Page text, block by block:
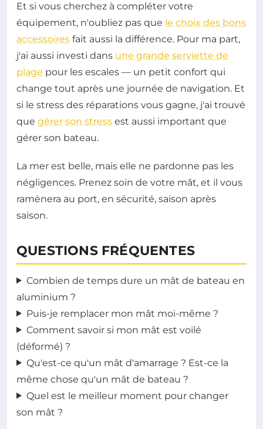
Et si vous cherchez à compléter votre
équipement, n'oubliez pas que le choix des bons
accessoires fait aussi la différence. Pour ma part,
j'ai aussi investi dans une grande serviette de
plage pour les escales — un petit confort qui
change tout après une journée de navigation. Et
si le stress des réparations vous gagne, j'ai trouvé
que gérer son stress est aussi important que
gérer son bateau.
La mer est belle, mais elle ne pardonne pas les
négligences. Prenez soin de votre mât, et il vous
ramènera au port, en sécurité, saison après
saison.
QUESTIONS FRÉQUENTES
Combien de temps dure un mât de bateau en
aluminium ?
Puis-je remplacer mon mât moi-même ?
Comment savoir si mon mât est voilé
(déformé) ?
Qu'est-ce qu'un mât d'amarrage ? Est-ce la
même chose qu'un mât de bateau ?
Quel est le meilleur moment pour changer
son mât ?